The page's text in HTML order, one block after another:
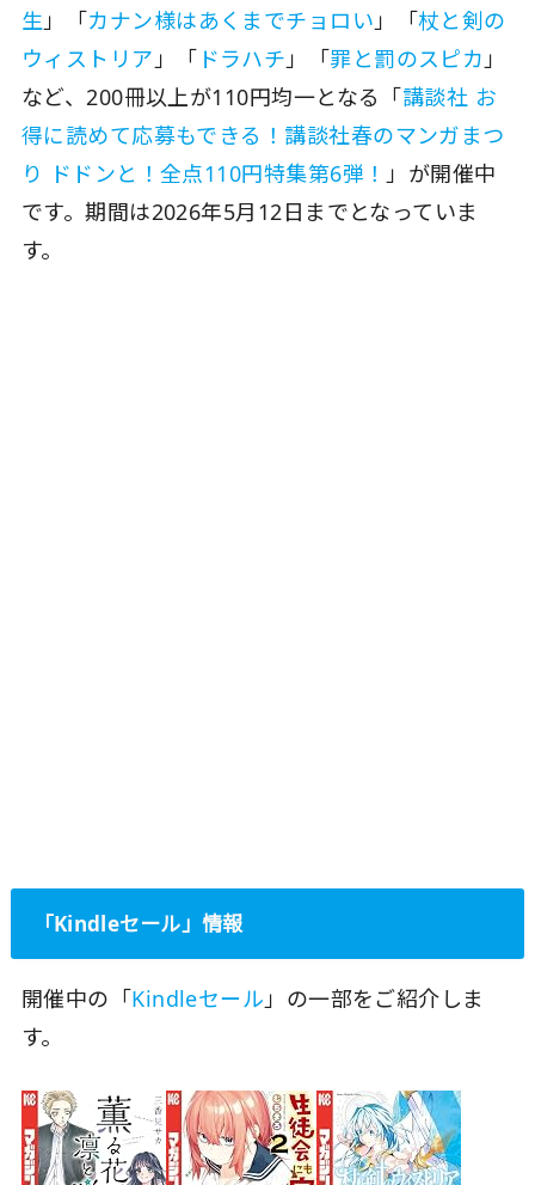
生」「カナン様はあくまでチョロい」「杖と剣の
ウィストリア」「 ドラハチ」「罪と罰のスピカ」
など、200冊以上が110円均一となる「講談社 お
得に読めて応募もできる！講談社春のマンガまつ
り ドドンと！全点110円特集第6弾！ 」が開催中
です。期間は2026年5月12日までとなっていま
す。
「Kindleセール」情報
開催中の「Kindleセール」の一部をご紹介しま
す。